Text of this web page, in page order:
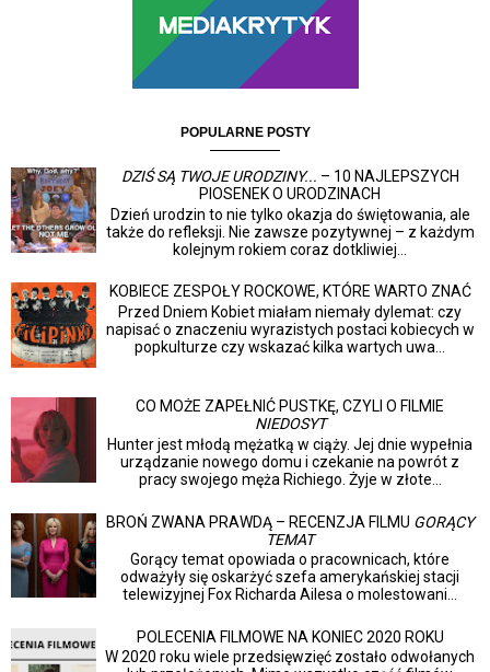
POPULARNE POSTY
DZIŚ SĄ TWOJE URODZINY... – 10 NAJLEPSZYCH
PIOSENEK O URODZINACH
Dzień urodzin to nie tylko okazja do świętowania, ale
także do refleksji. Nie zawsze pozytywnej – z każdym
kolejnym rokiem coraz dotkliwiej...
KOBIECE ZESPOŁY ROCKOWE, KTÓRE WARTO ZNAĆ
Przed Dniem Kobiet miałam niemały dylemat: czy
napisać o znaczeniu wyrazistych postaci kobiecych w
popkulturze czy wskazać kilka wartych uwa...
CO MOŻE ZAPEŁNIĆ PUSTKĘ, CZYLI O FILMIE
NIEDOSYT
Hunter jest młodą mężatką w ciąży. Jej dnie wypełnia
urządzanie nowego domu i czekanie na powrót z
pracy swojego męża Richiego. Żyje w złote...
BROŃ ZWANA PRAWDĄ – RECENZJA FILMU GORĄCY
TEMAT
Gorący temat opowiada o pracownicach, które
odważyły się oskarżyć szefa amerykańskiej stacji
telewizyjnej Fox Richarda Ailesa o molestowani...
POLECENIA FILMOWE NA KONIEC 2020 ROKU
W 2020 roku wiele przedsięwzięć zostało odwołanych